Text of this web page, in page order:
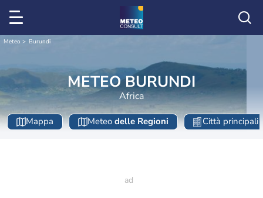
Meteo Burundi
METEO BURUNDI
Africa
Mappa Meteo delle Regioni Città principali